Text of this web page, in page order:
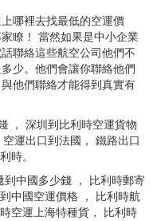
哪裡去找最低的空運價
瞭！ 當然如果是中小企業
聯絡這些航空公司他們不
少。他們會讓你聯絡他們
他們聯絡才能得到真實有
， 深圳到比利時空運貨物
運出口到法國， 鐵路出口
時。
中國多少錢 ， 比利時郵寄
中國空運價格 ， 比利時航
空運上海特種貨， 比利時